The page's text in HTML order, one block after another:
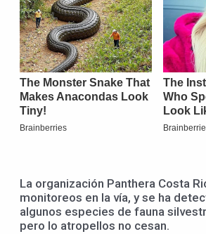
La organización Panthera Costa
monitoreos en la vía, y se ha
algunos especies de fauna
pero lo atropellos no cesan.